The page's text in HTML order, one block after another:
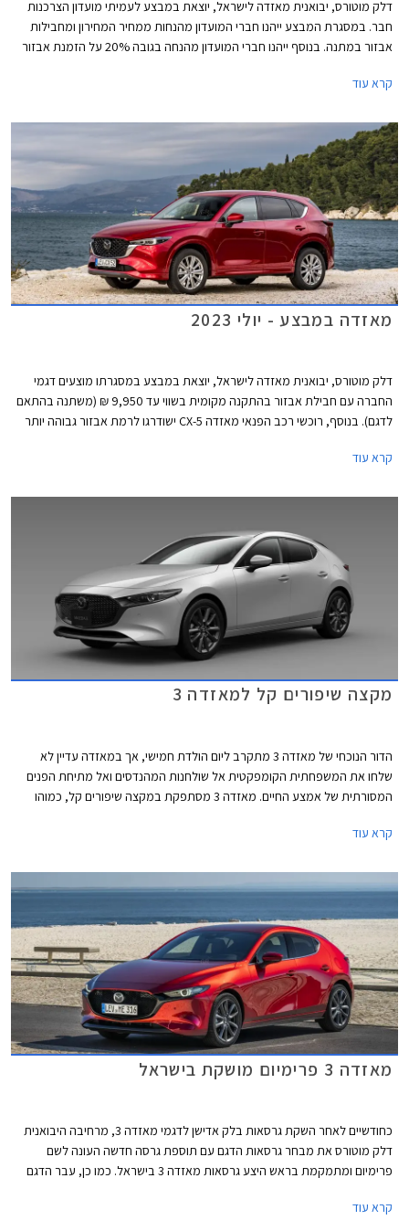
דלק מוטורס, יבואנית מאזדה לישראל, יוצאת במבצע לעמיתי מועדון הצרכנות
חבר. במסגרת המבצע ייהנו חברי המועדון מהנחות ממחיר המחירון ומחבילות
אבזור במתנה. בנוסף ייהנו חברי המועדון מהנחה בגובה 20% על הזמנת אבזור
התצוגה של מאזדה בין התאריכים 12.09.2023-13.10.2023.
קרא עוד
מאזדה במבצע - יולי 2023
דלק מוטורס, יבואנית מאזדה לישראל, יוצאת במבצע במסגרתו מוצעים דגמי
החברה עם חבילת אבזור בהתקנה מקומית בשווי עד 9,950 ₪ (משתנה בהתאם
לדגם). בנוסף, רוכשי רכב הפנאי מאזדה CX-5 ישודרגו לרמת אבזור גבוהה יותר
התצוגה של מאזדה ברחבי הארץ.
קרא עוד
מקצה שיפורים קל למאזדה 3
הדור הנוכחי של מאזדה 3 מתקרב ליום הולדת חמישי, אך במאזדה עדיין לא
שלחו את המשפחתית הקומפקטית אל שולחנות המהנדסים ואל מתיחת הפנים
המסורתית של אמצע החיים. מאזדה 3 מסתפקת במקצה שיפורים קל, כמוהו
הדגמים המשודרגים יגיעו ליפן ולאוסטרליה, השוק האירופאי והאמריקאי יקבלו
קרא עוד
מאזדה 3 פרימיום מושקת בישראל
כחודשיים לאחר השקת גרסאות בלק אדישן לדגמי מאזדה 3, מרחיבה היבואנית
דלק מוטורס את מבחר גרסאות הדגם עם תוספת גרסה חדשה העונה לשם
פרימיום ומתמקמת בראש היצע גרסאות מאזדה 3 בישראל. כמו כן, עבר הדגם
קרא עוד